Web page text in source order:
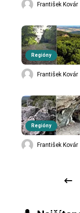
František Kovár
Regióny
František Kovár
Regióny
František Kovár